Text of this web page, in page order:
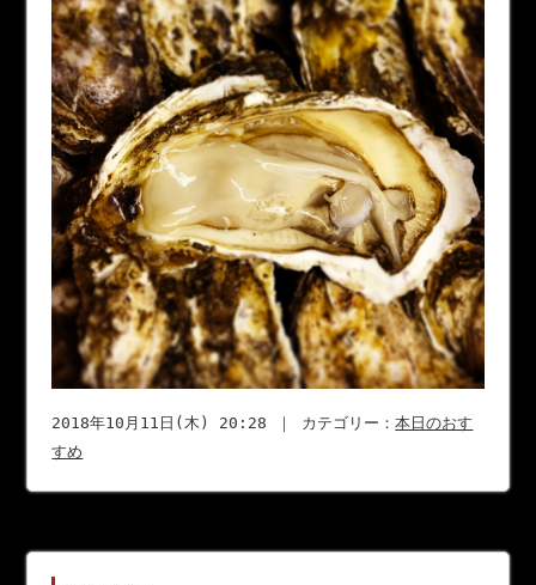
2018年10月11日(木) 20:28 ｜ カテゴリー：本日のおす
すめ